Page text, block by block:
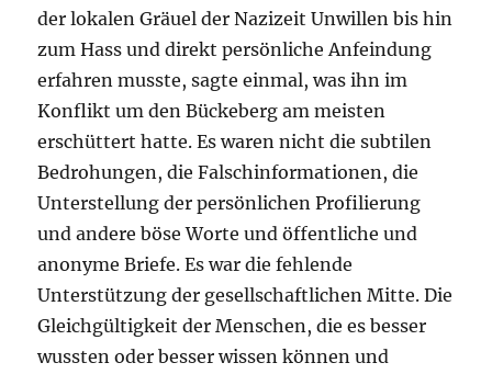
der lokalen Gräuel der Nazizeit Unwillen bis hin
zum Hass und direkt persönliche Anfeindung
erfahren musste, sagte einmal, was ihn im
Konflikt um den Bückeberg am meisten
erschüttert hatte. Es waren nicht die subtilen
Bedrohungen, die Falschinformationen, die
Unterstellung der persönlichen Profilierung
und andere böse Worte und öffentliche und
anonyme Briefe. Es war die fehlende
Unterstützung der gesellschaftlichen Mitte. Die
Gleichgültigkeit der Menschen, die es besser
wussten oder besser wissen können und